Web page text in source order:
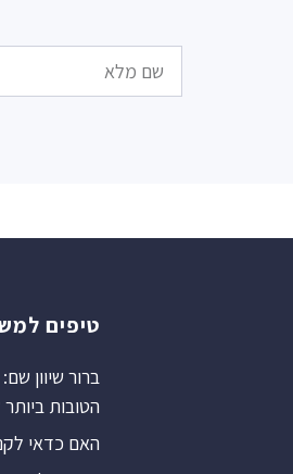
טיפים
הטובות
האם כדאי